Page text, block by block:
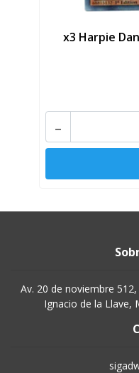
x3 Harpie
-
Av. 20 de noviembre
Ignacio de la Llave,